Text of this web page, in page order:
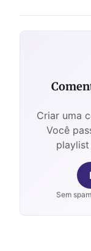
Criar uma
Você
Sem